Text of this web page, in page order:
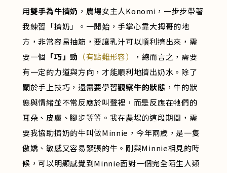
用雙手為牛擠奶 ，農場女主人Konomi，一步步帶著
我練習「擠奶」。一開始，手掌心靠大拇哥的地
方，非常容易抽筋，要讓乳汁可以順利擠出來，需
要一個 「巧」勁 （有點難形容）
，總而言之，需要
有一定的力道與方向，才能順利地擠出奶水。除了
關於手上技巧，還需要學習觀察牛的狀態 ，牛的狀
態與情緒並不常反應於叫聲裡，而是反應在牠們的
耳朵、皮膚、腳步等等。我在農場的這段期間，需
要我協助擠奶的牛叫做Minnie，今年兩歲，是一隻
傲嬌、敏感又容易緊張的牛。剛與Minnie相見的時
候，可以明顯感覺到Minnie面對一個完全陌生人類